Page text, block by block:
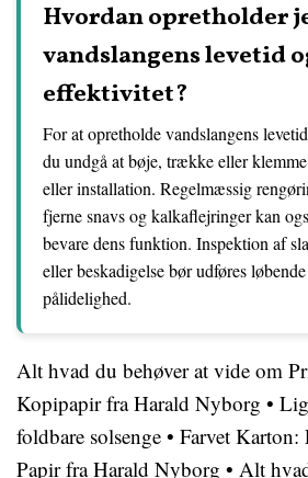
Hvordan opretholder
vandslangens levetid
effektivitet?
For at opretholde vandslangens
du undgå at bøje, trække eller
eller installation. Regelmæssig
fjerne snavs og kalkaflejringer kan
bevare dens funktion. Inspektion af
eller beskadigelse bør udføres
pålidelighed.
Alt hvad du behøver at vide om
Kopipapir fra Harald Nyborg •
foldbare solsenge • Farvet Karton:
Papir fra Harald Nyborg • Alt